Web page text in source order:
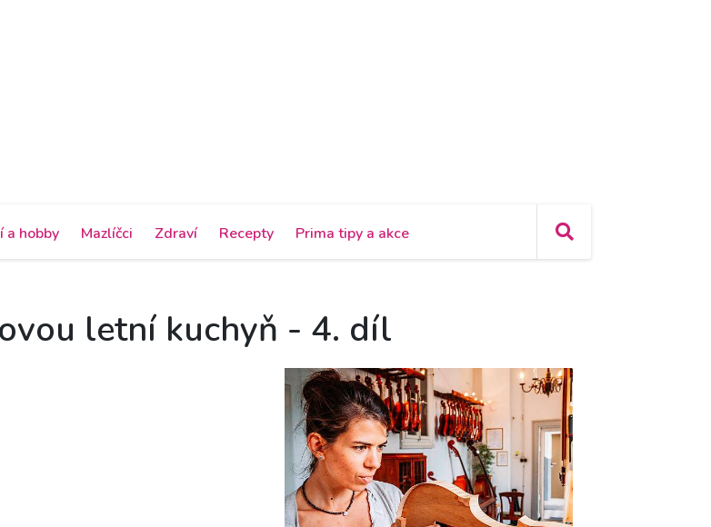
a hobby Mazlíčci Zdraví Recepty Prima tipy a akce
letní kuchyň - 4. díl